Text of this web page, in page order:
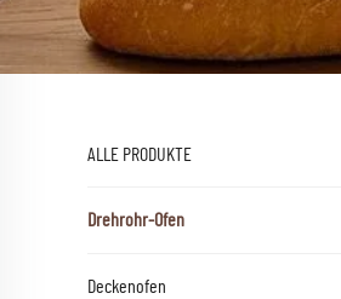
ALLE PRODUKTE
Drehrohr-Ofen
Deckenofen